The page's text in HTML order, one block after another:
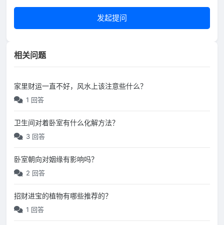
发起提问
相关问题
家里财运一直不好，风水上该注意些什么？
1 回答
卫生间对着卧室有什么化解方法？
3 回答
卧室朝向对姻缘有影响吗？
2 回答
招财进宝的植物有哪些推荐的？
1 回答